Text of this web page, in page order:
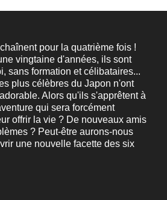
pour la quatrième fois !
vingtaine d'années, ils sont
sans formation et célibataires...
plus célèbres du Japon n'ont
Alors qu'ils s'apprêtent à
qui sera forcément
offrir la vie ? De nouveaux amis
? Peut-être aurons-nous
une nouvelle facette des six